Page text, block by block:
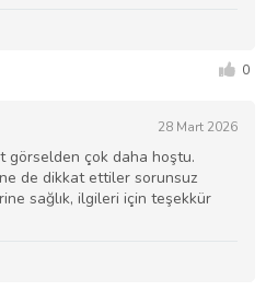
0
28 Mart 2026
görselden çok daha hoştu.
de dikkat ettiler sorunsuz
sağlık, ilgileri için teşekkür